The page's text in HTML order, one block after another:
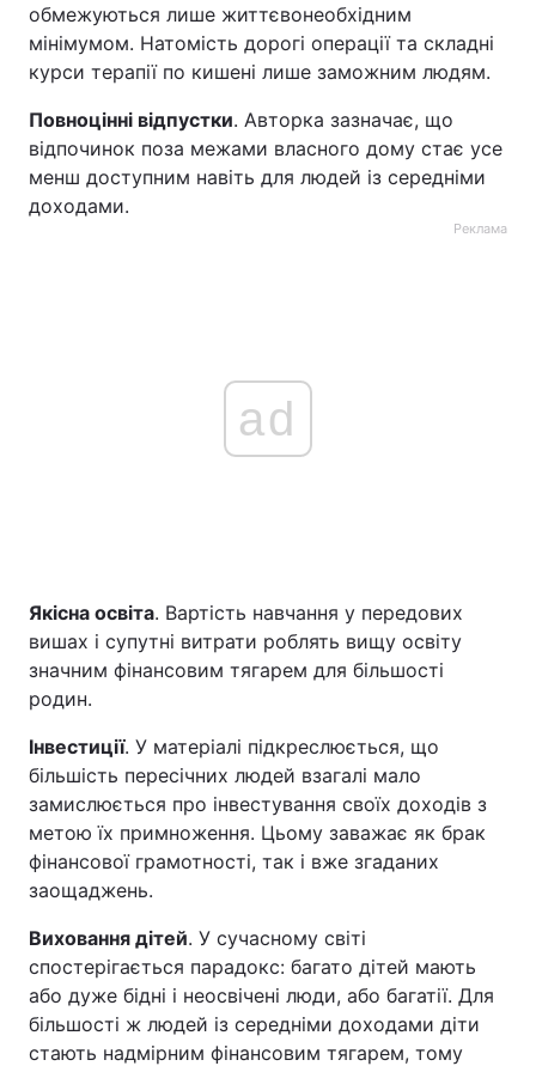
обмежуються лише життєвонеобхідним
мінімумом. Натомість дорогі операції та складні
курси терапії по кишені лише заможним людям.
Повноцінні відпустки. Авторка зазначає, що
відпочинок поза межами власного дому стає усе
менш доступним навіть для людей із середніми
доходами.
Реклама
ad
Якісна освіта. Вартість навчання у передових
вишах і супутні витрати роблять вищу освіту
значним фінансовим тягарем для більшості
родин.
Інвестиції. У матеріалі підкреслюється, що
більшість пересічних людей взагалі мало
замислюється про інвестування своїх доходів з
метою їх примноження. Цьому заважає як брак
фінансової грамотності, так і вже згаданих
заощаджень.
Виховання дітей. У сучасному світі
спостерігається парадокс: багато дітей мають
або дуже бідні і неосвічені люди, або багатії. Для
більшості ж людей із середніми доходами діти
стають надмірним фінансовим тягарем, тому